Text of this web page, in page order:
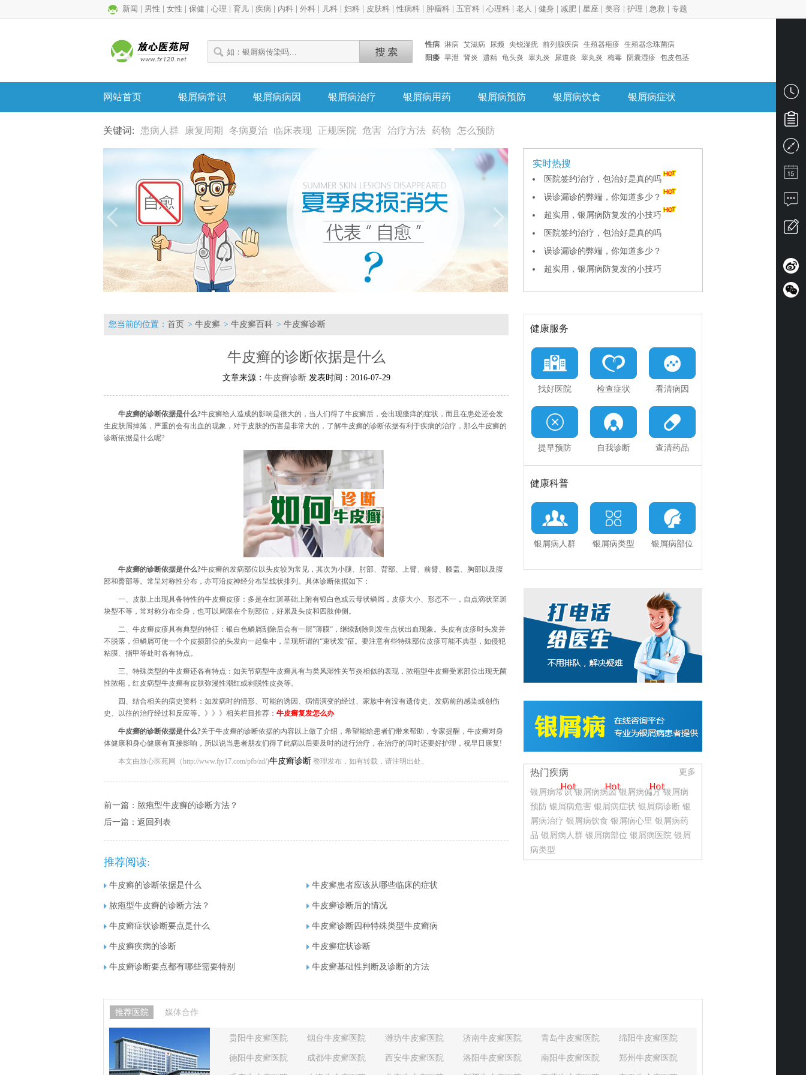
新闻 男性 女性 保健 心理 育儿 疾病 内科 外科 儿科 妇科 皮肤科 性病科 肿瘤科 五官科 心理科 老人 健身 减肥 星座 美容 护理 急救 专题
性病 淋病 艾滋病 尿频 尖锐湿疣 前列腺疾病 生殖器疱疹 生殖器念珠菌病
阳痿 早泄 肾炎 遗精 龟头炎 睾丸炎 尿道炎 睾丸炎 梅毒 阴囊湿疹 包皮包茎
网站首页 银屑病常识 银屑病病因 银屑病治疗 银屑病用药 银屑病预防 银屑病饮食 银屑病症状
关键词: 患病人群 康复周期 冬病夏治 临床表现 正规医院 危害 治疗方法 药物 怎么预防
实时热搜
医院签约治疗，包治好是真的吗
误诊漏诊的弊端，你知道多少？
超实用，银屑病防复发的小技巧
医院签约治疗，包治好是真的吗
误诊漏诊的弊端，你知道多少？
超实用，银屑病防复发的小技巧
您当前的位置： 首页 > 牛皮癣 > 牛皮癣百科 > 牛皮癣诊断
牛皮癣的诊断依据是什么
文章来源： 牛皮癣诊断发表时间：2016-07-29
牛皮癣的诊断依据是什么?牛皮癣给人造成的影响是很大的，当人们得了牛皮癣后，会出现瘙痒的症状，而且在患处还会发
生皮肤屑掉落，严重的会有出血的现象，对于皮肤的伤害是非常大的，了解牛皮癣的诊断依据有利于疾病的治疗，那么牛皮癣的
诊断依据是什么呢?
牛皮癣的诊断依据是什么?牛皮癣的发病部位以头皮较为常见，其次为小腿、肘部、背部、上臂、前臂、膝盖、胸部以及腹
部和臀部等。常呈对称性分布，亦可沿皮神经分布呈线状排列。具体诊断依据如下：
一、皮肤上出现具备特性的牛皮癣皮疹：多是在红斑基础上附有银白色或云母状鳞屑，皮疹大小、形态不一，自点滴状至斑
块型不等，常对称分布全身，也可以局限在个别部位，好累及头皮和四肢伸侧。
二、牛皮癣皮疹具有典型的特征：银白色鳞屑刮除后会有一层”薄膜“，继续刮除则发生点状出血现象。头皮有皮疹时头发并
不脱落，但鳞屑可使一个个皮损部位的头发向一起集中，呈现所谓的“束状发”征。要注意有些特殊部位皮疹可能不典型，如侵犯
粘膜、指甲等处时各有特点。
三、特殊类型的牛皮癣还各有特点：如关节病型牛皮癣具有与类风湿性关节炎相似的表现，脓疱型牛皮癣受累部位出现无菌
性脓疱，红皮病型牛皮癣有皮肤弥漫性潮红或剥脱性皮炎等。
四、结合相关的病史资料：如发病时的情形、可能的诱因、病情演变的经过、家族中有没有遗传史、发病前的感染或创伤
史、以往的治疗经过和反应等。》》》相关栏目推荐： 牛皮癣复发怎么办
牛皮癣的诊断依据是什么?关于牛皮癣的诊断依据的内容以上做了介绍，希望能给患者们带来帮助，专家提醒，牛皮癣对身
体健康和身心健康有直接影响，所以说当患者朋友们得了此病以后要及时的进行治疗，在治疗的同时还要好护理，祝早日康复!
本文由放心医苑网（http://www.fjy17.com/pfb/zd/)牛皮癣诊断 整理发布，如有转载，请注明出处。
前一篇： 脓疱型牛皮癣的诊断方法？
后一篇： 返回列表
推荐阅读:
牛皮癣的诊断依据是什么
脓疱型牛皮癣的诊断方法？
牛皮癣症状诊断要点是什么
牛皮癣疾病的诊断
牛皮癣诊断要点都有哪些需要特别
牛皮癣患者应该从哪些临床的症状
牛皮癣诊断后的情况
牛皮癣诊断四种特殊类型牛皮癣病
牛皮癣症状诊断
牛皮癣基础性判断及诊断的方法
健康服务
找好医院 检查症状 看清病因
提早预防 自我诊断 查清药品
健康科普
银屑病人群 银屑病类型 银屑病部位
更多
热门疾病
银屑病常识 银屑病病因 银屑病偏方 银屑病
预防 银屑病危害 银屑病症状 银屑病诊断 银
屑病治疗 银屑病饮食 银屑病心里 银屑病药
品 银屑病人群 银屑病部位 银屑病医院 银屑
病类型
推荐医院 媒体合作
贵阳牛皮癣医院 烟台牛皮癣医院 潍坊牛皮癣医院 济南牛皮癣医院 青岛牛皮癣医院 绵阳牛皮癣医院
德阳牛皮癣医院 成都牛皮癣医院 西安牛皮癣医院 洛阳牛皮癣医院 南阳牛皮癣医院 郑州牛皮癣医院